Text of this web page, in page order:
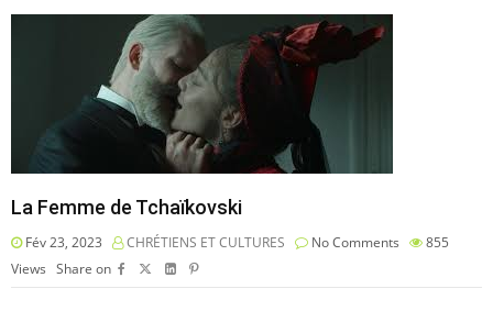
La Femme de Tchaïkovski
Fév 23, 2023 CHRÉTIENS ET CULTURES No Comments
855
Views Share on